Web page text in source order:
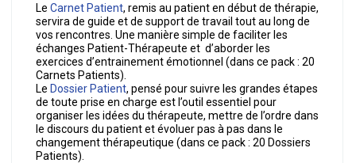
Le Carnet Patient, remis au patient en début de thérapie,
servira de guide et de support de travail tout au long de
vos rencontres. Une manière simple de faciliter les
échanges Patient-Thérapeute et d’aborder les
exercices d’entrainement émotionnel (dans ce pack : 20
Carnets Patients).
Le Dossier Patient, pensé pour suivre les grandes étapes
de toute prise en charge est l’outil essentiel pour
organiser les idées du thérapeute, mettre de l’ordre dans
le discours du patient et évoluer pas à pas dans le
changement thérapeutique (dans ce pack : 20 Dossiers
Patients).